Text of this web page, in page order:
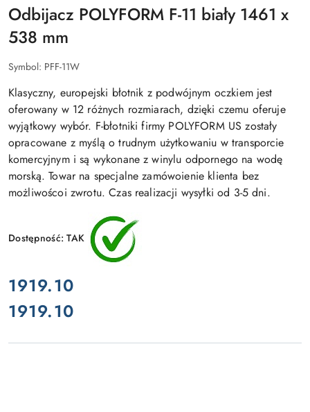
PRODUCENT
BOJEK
ODBIJACZY
MORSKICH
Odbijacz POLYFORM F-11 biały 1461 x
538 mm
Symbol: PFF-11W
Klasyczny, europejski błotnik z podwójnym oczkiem jest
oferowany w 12 różnych rozmiarach, dzięki czemu oferuje
wyjątkowy wybór. F-błotniki firmy POLYFORM US zostały
opracowane z myślą o trudnym użytkowaniu w transporcie
komercyjnym i są wykonane z winylu odpornego na wodę
morską. Towar na specjalne zamówoienie klienta bez
możliwoścoi zwrotu. Czas realizacji wysyłki od 3-5 dni.
Dostępność:TAK
cena:
1919.10
Cena:
1919.10